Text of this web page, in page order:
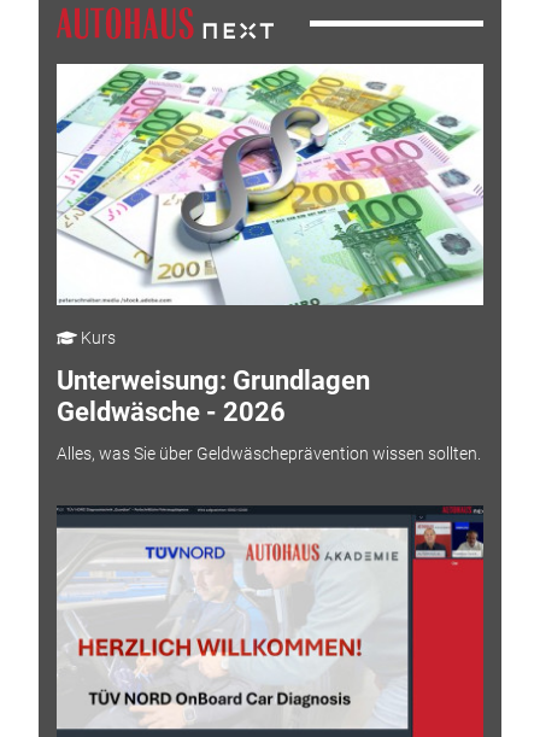
Kurs
Unterweisung: Grundlagen
Geldwäsche - 2026
Alles, was Sie über Geldwäscheprävention wissen sollten.